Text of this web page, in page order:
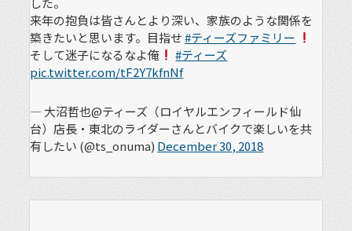
来年の抱負は皆さんとより深い、家族のような関係を
築きたいと思います。目指せ#ティーズファミリー
そして迷子になるなよ俺
#ティーズ
pic.twitter.com/tF2Y7kfnNf
— 大沼哲也@ティーズ（ロイヤルエンフィールド仙
台）店長・東北のライダーさんとバイクで楽しいを共
有したい (@ts_onuma) December 30, 2018